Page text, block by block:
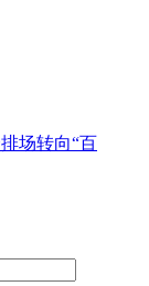
场转向“百